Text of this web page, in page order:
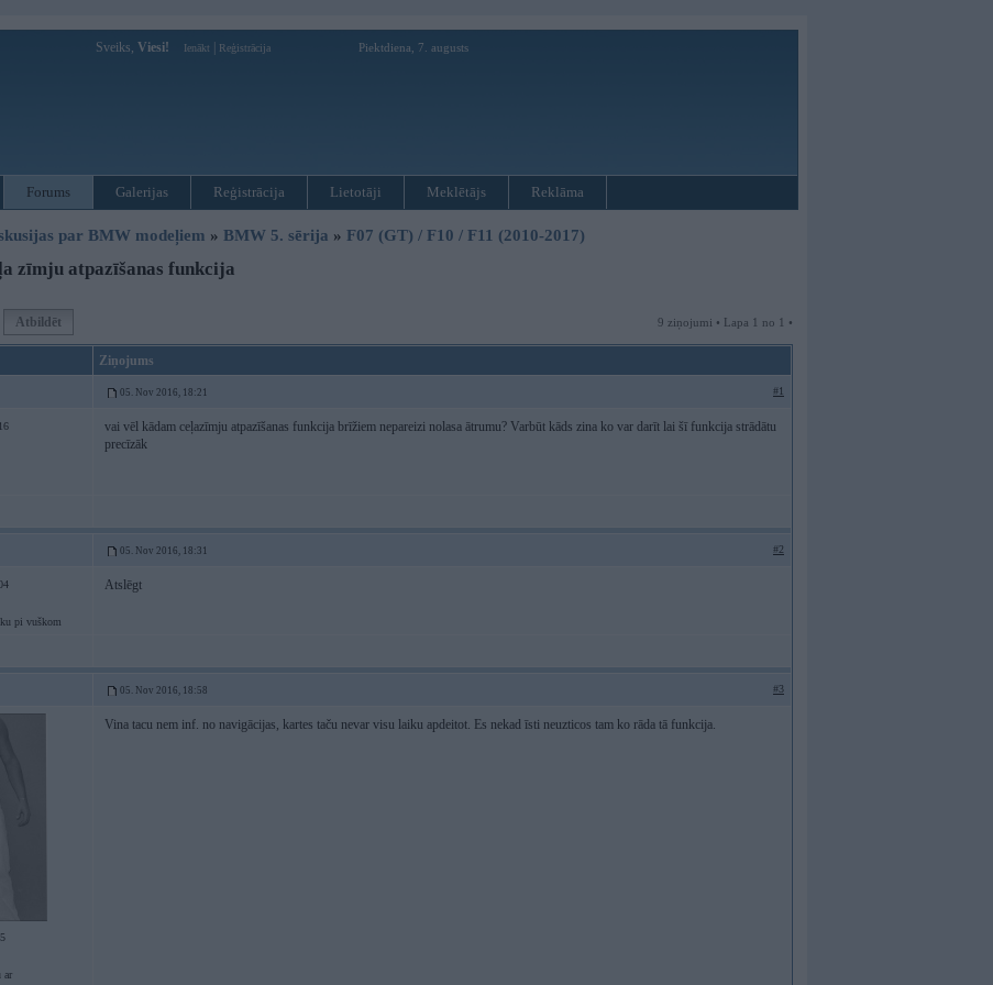
Sveiks, Viesi! Ienākt Reģistrācija Piektdiena, 7. augusts
Forums Galerijas Reģistrācija Lietotāji Meklētājs Reklāma
par BMW modeļiem » BMW 5. sērija » F07 (GT) / F10 / F11 (2010-2017)
zīmju atpazīšanas funkcija
Atbildēt 9 ziņojumi • Lapa 1 no 1 •
Ziņojums
05. Nov 2016, 18:21 #1
vai vēl kādam ceļazīmju atpazīšanas funkcija brīžiem nepareizi nolasa ātrumu? Varbūt kāds zina ko var darīt lai šī funkcija strādātu
precīzāk
05. Nov 2016, 18:31 #2
pi vuškom
Atslēgt
05. Nov 2016, 18:58 #3
ar
Vina tacu nem inf. no navigācijas, kartes taču nevar visu laiku apdeitot. Es nekad īsti neuzticos tam ko rāda tā funkcija.